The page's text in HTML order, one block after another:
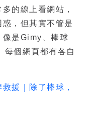
的線上看網站，
，但其實不管是
像是Gimy、棒球
個網頁都有各自
援｜除了棒球，